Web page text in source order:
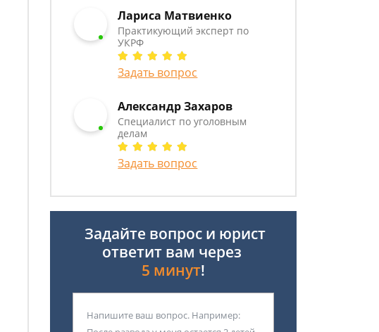
Лариса Матвиенко
Практикующий эксперт по
УКРФ
Задать вопрос
Александр Захаров
Специалист по уголовным
делам
Задать вопрос
Задайте вопрос и юрист
ответит вам через
5 минут!